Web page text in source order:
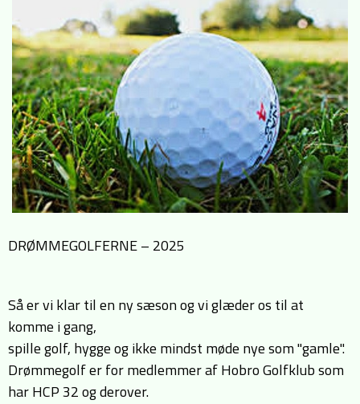
DRØMMEGOLFERNE – 2025
Så er vi klar til en ny sæson og vi glæder os til at
komme i gang,
spille golf, hygge og ikke mindst møde nye som "gamle".
Drømmegolf er for medlemmer af Hobro Golfklub som
har HCP 32 og derover.